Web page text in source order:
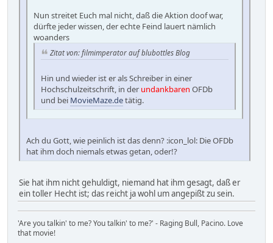
Nun streitet Euch mal nicht, daß die Aktion doof war,
dürfte jeder wissen, der echte Feind lauert nämlich
woanders
Zitat von: filmimperator auf blubottles Blog
Hin und wieder ist er als Schreiber in einer
Hochschulzeitschrift, in der undankbaren OFDb
und bei MovieMaze.detätig.
Ach du Gott, wie peinlich ist das denn? :icon_lol: Die OFDb
hat ihm doch niemals etwas getan, oder!?
Sie hat ihm nicht gehuldigt, niemand hat ihm gesagt, daß er
ein toller Hecht ist; das reicht ja wohl um angepißt zu sein.
'Are you talkin' to me? You talkin' to me?' - Raging Bull, Pacino. Love
that movie!